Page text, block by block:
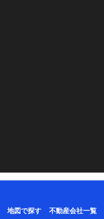
地図で探す 不動産会社一覧